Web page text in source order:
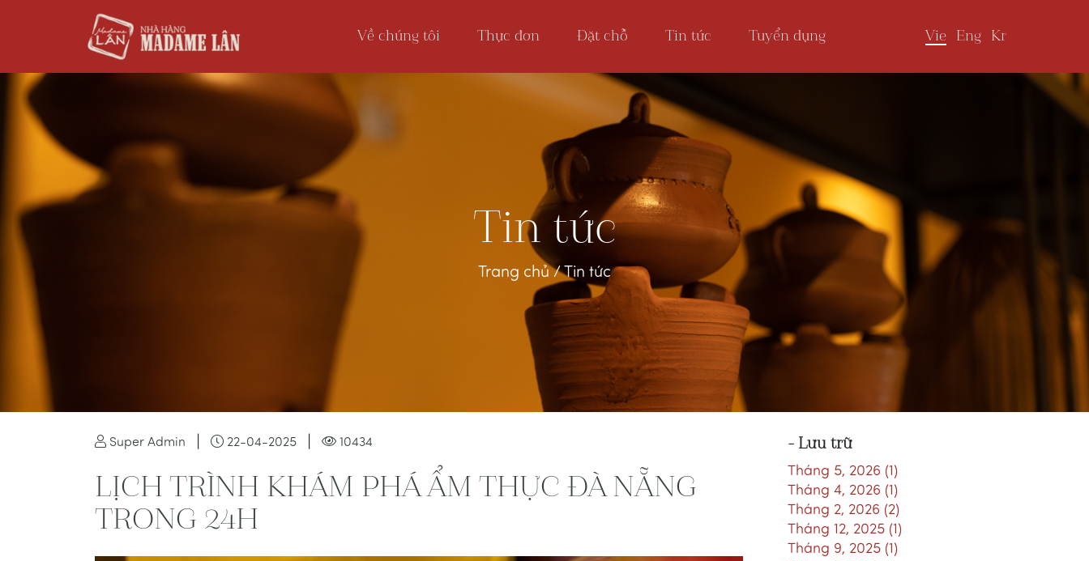
Về chúng tôi Thực đơn Đặt chỗ Tin tức Tuyển dụng Vie Eng Kr
Tin tức
Trang chủ/Tin tức
Super Admin 22-04-2025 10434
LỊCH TRÌNH KHÁM PHÁ ẨM THỰC ĐÀ NẴNG
TRONG 24H
- Lưu trữ
Tháng 5, 2026 (1)
Tháng 4, 2026 (1)
Tháng 2, 2026 (2)
Tháng 12, 2025 (1)
Tháng 9, 2025 (1)